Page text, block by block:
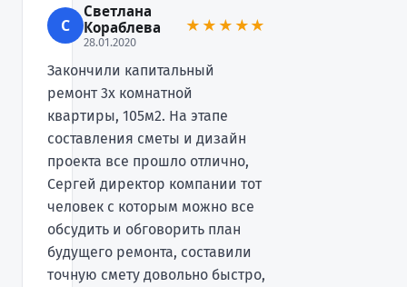
С
Светлана
Кораблева
28.01.2020
★★★★★
Закончили капитальный
ремонт 3х комнатной
квартиры, 105м2. На этапе
составления сметы и дизайн
проекта все прошло отлично,
Сергей директор компании тот
человек с которым можно все
обсудить и обговорить план
будущего ремонта, составили
точную смету довольно быстро,